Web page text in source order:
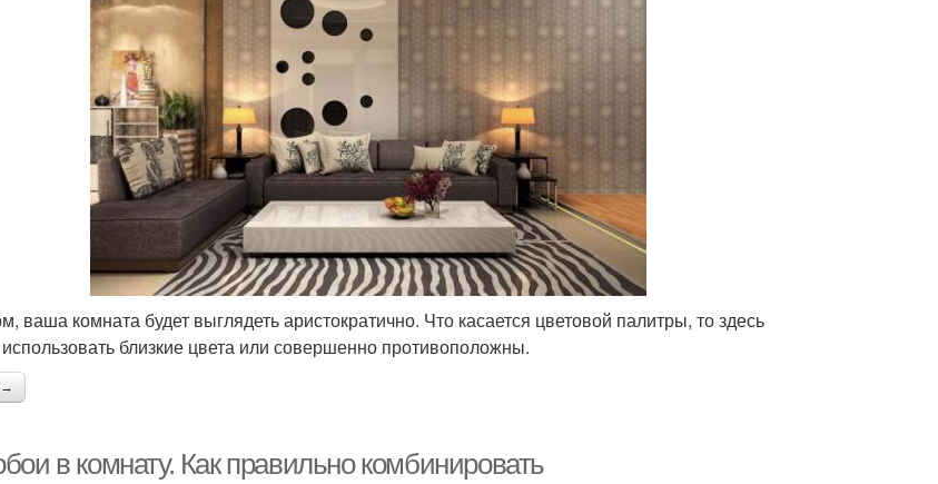
ваша комната будет выглядеть аристократично. Что касается цветовой палитры, то здесь
близкие цвета или совершенно противоположны.
→
в комнату. Как правильно комбинировать